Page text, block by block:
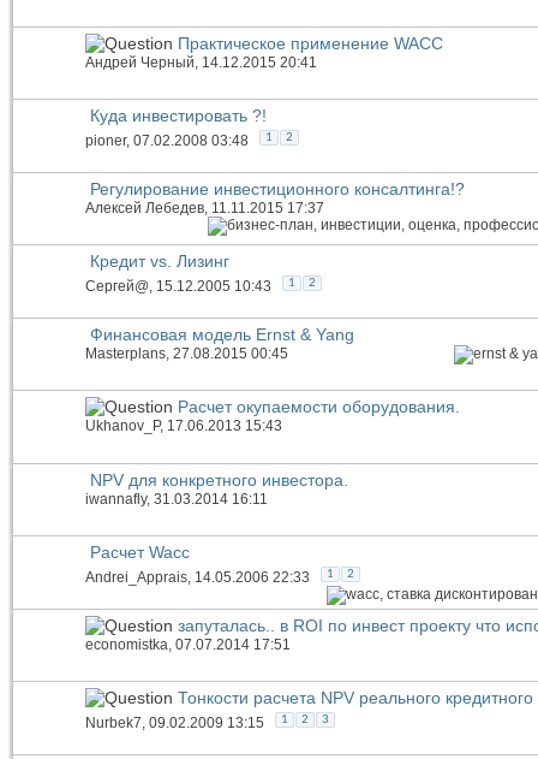
Практическое применение WACC
Андрей Черный, 14.12.2015 20:41
Куда инвестировать ?!
pioner, 07.02.2008 03:48 1 2
Регулирование инвестиционного консалтинга!?
Алексей Лебедев, 11.11.2015 17:37
Кредит vs. Лизинг
Сергей@, 15.12.2005 10:43 1 2
Финансовая модель Ernst & Yang
Masterplans, 27.08.2015 00:45
Расчет окупаемости оборудования.
Ukhanov_P, 17.06.2013 15:43
NPV для конкретного инвестора.
iwannafly, 31.03.2014 16:11
Расчет Wacc
Andrei_Apprais, 14.05.2006 22:33 1 2
запуталась.. в ROI по инвест проекту что
economistka , 07.07.2014 17:51
Тонкости расчета NPV реального кредитного
Nurbek7, 09.02.2009 13:15 1 2 3